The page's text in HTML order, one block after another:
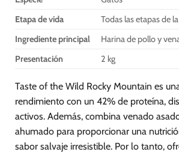
producto
Etapa de vida
Todas las etapas de
Ingrediente principal
Harina de pollo y
Presentación
2 kg
Taste of the Wild Rocky Mountain es
rendimiento con un 42% de proteína,
activos. Además, combina venado
ahumado para proporcionar una
sabor salvaje irresistible. Por lo tanto,